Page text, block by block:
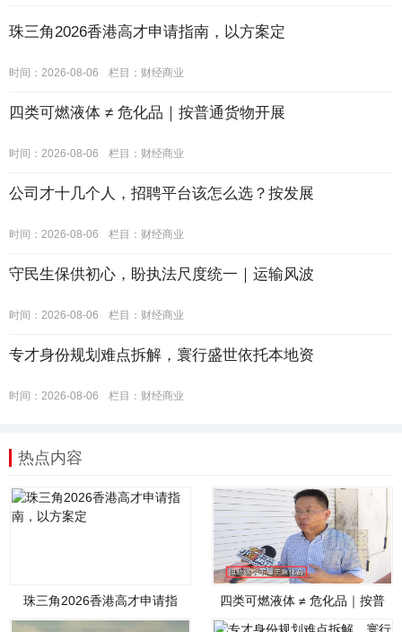
珠三角2026香港高才申请指南，以方案定
时间：2026-08-06 栏目： 财经商业
四类可燃液体 ≠ 危化品｜按普通货物开展
时间：2026-08-06 栏目： 财经商业
公司才十几个人，招聘平台该怎么选？按发展
时间：2026-08-06 栏目： 财经商业
守民生保供初心，盼执法尺度统一｜运输风波
时间：2026-08-06 栏目： 财经商业
专才身份规划难点拆解，寰行盛世依托本地资
时间：2026-08-06 栏目： 财经商业
热点内容
珠三角2026香港高才申请指
四类可燃液体 ≠ 危化品｜按普